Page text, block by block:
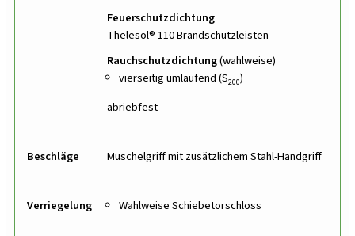
Feuerschutzdichtung
Thelesol® 110 Brandschutzleisten
Rauchschutzdichtung(wahlweise)
vierseitig umlaufend (S200)
abriebfest
Beschläge Muschelgriff mit zusätzlichem Stahl-Handgriff
Verriegelung Wahlweise Schiebetorschloss